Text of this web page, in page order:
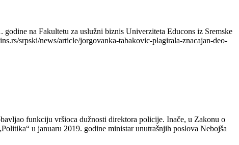
na Fakultetu za uslužni biznis Univerziteta Educons iz Sremske
srpski/news/article/jorgovanka-tabakovic-plagirala-znacajan-deo-
funkciju vršioca dužnosti direktora policije. Inače, u Zakonu o
u januaru 2019. godine ministar unutrašnjih poslova Nebojša